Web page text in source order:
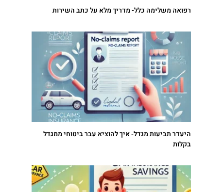
רפואה משלימה כלל- מדריך מלא על כתב השירות
היעדר תביעות מגדל- איך להוציא עבר ביטוחי ממגדל
בקלות